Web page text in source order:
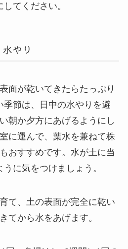
してください。
水やり
面が乾いてきたらたっぷり
季節は、日中の水やりを避
朝か夕方にあげるようにし
に運んで、葉水を兼ねて株
おすすめです。水が土に当
に気をつけましょう。
て、土の表面が完全に乾い
てから水をあげます。